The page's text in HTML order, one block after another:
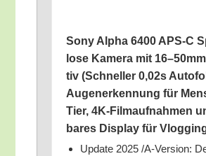
Sony Alpha 6400 APS‑C
lo­se Kame­ra mit
tiv (Schnel­ler 0,02s
Augen­er­ken­nung für
Tier, 4K-Film­auf­nah­men
ba­res Dis­play für
Update 2025 /​A‑Version: